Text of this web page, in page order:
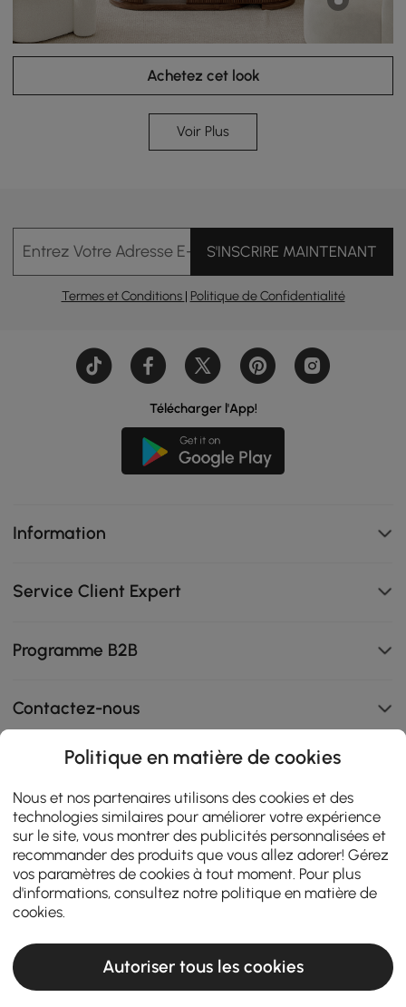
Achetez cet look
Voir Plus
Entrez Votre Adresse E-mailS'INSCRIRE MAINTENANT
Termes et Conditions | Politique de Confidentialité
Télécharger l'App!
Information
Service Client Expert
Programme B2B
Contactez-nous
111K
4.8
star
rating
ZERTIFIZIERTE BEWERTUNGEN
Politique en matière de cookies
Nous et nos partenaires utilisons des cookies et des
technologies similaires pour améliorer votre expérience
sur le site, vous montrer des publicités personnalisées et
recommander des produits que vous allez adorer! Gérez
vos paramètres de cookies à tout moment. Pour plus
d'informations, consultez notre politique en matière de
cookies
Autoriser tous les cookies